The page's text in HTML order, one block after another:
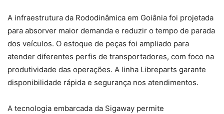
A infraestrutura da Rododinâmica em Goiânia foi projetada
para absorver maior demanda e reduzir o tempo de parada
dos veículos. O estoque de peças foi ampliado para
atender diferentes perfis de transportadores, com foco na
produtividade das operações. A linha Libreparts garante
disponibilidade rápida e segurança nos atendimentos.
A tecnologia embarcada da Sigaway permite